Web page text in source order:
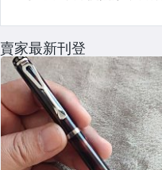
賣家最新刊登